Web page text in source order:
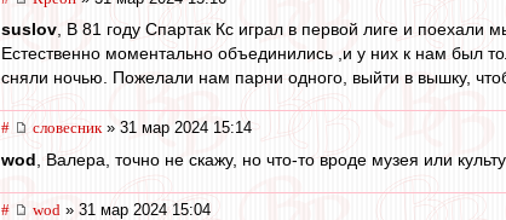
suslov , В 81 году Спартак Кс играл в первой лиге и поехали
Естественно моментально объединились ,и у них к нам был
сняли ночью. Пожелали нам парни одного, выйти в вышку, чтоб
# словесник» 31 мар 2024 15:14
wod , Валера, точно не скажу, но что-то вроде музея или
# wod » 31 мар 2024 15:04